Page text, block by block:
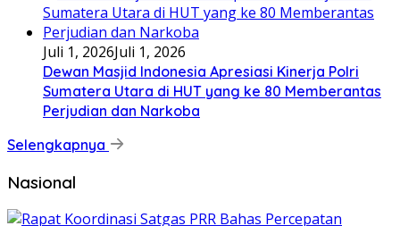
Juli 1, 2026Juli 1, 2026
Dewan Masjid Indonesia Apresiasi Kinerja Polri
Sumatera Utara di HUT yang ke 80 Memberantas
Perjudian dan Narkoba
Selengkapnya
Nasional